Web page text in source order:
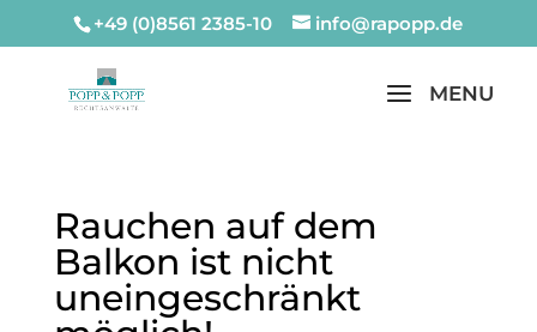
+49 (0)8561 2385-10 info@rapopp.de
Rauchen auf dem
Balkon ist nicht
uneingeschränkt